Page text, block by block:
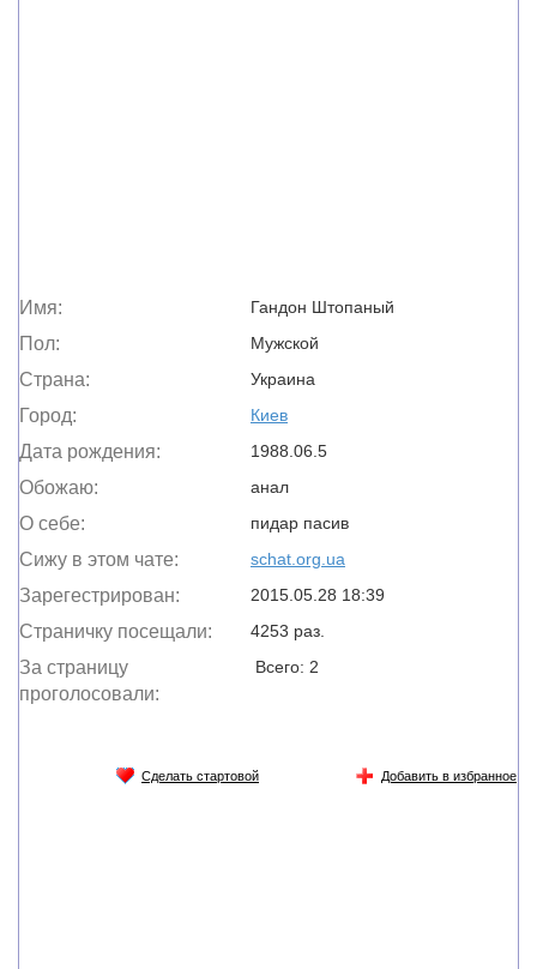
Имя: Гандон Штопаный
Пол: Мужской
Страна: Украина
Город: Киев
Дата рождения: 1988.06.5
Обожаю: анал
О себе: пидар пасив
Сижу в этом чате: schat.org.ua
Зарегестрирован: 2015.05.28 18:39
Страничку посещали: 4253 раз.
За страницу
проголосовали:
Всего: 2
Сделать стартовой Добавить в избранное